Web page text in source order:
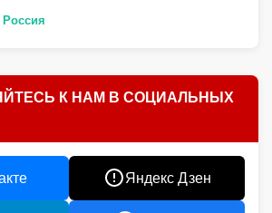
Россия
К НАМ В СОЦИАЛЬНЫХ
Яндекс Дзен